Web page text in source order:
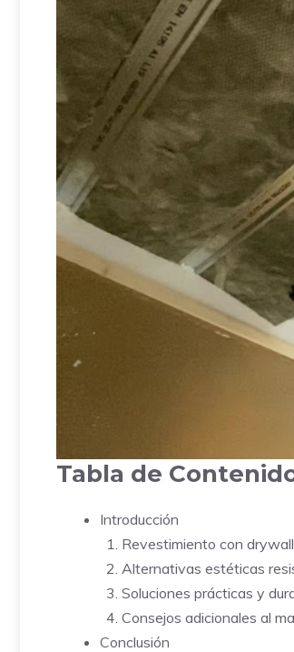
Tabla de
Introducción
Revestimiento con
Alternativas estéticas
Soluciones prácticas y
Consejos adicionales al
Conclusión